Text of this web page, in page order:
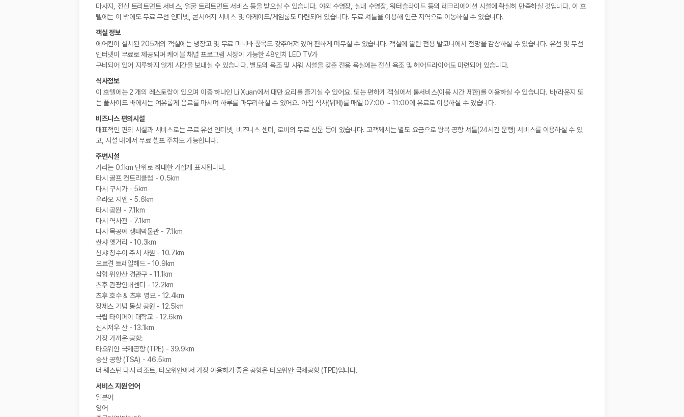
마사지, 전신 트리트먼트 서비스, 얼굴 트리트먼트 서비스 등을 받으실 수 있습니다. 야외 수영장, 실내 수영장, 워터슬라이드 등의 레크리에이션 시설에 확실히 만족하실 것입니다. 이 호
텔에는 이 밖에도 무료 무선 인터넷, 콘시어지 서비스 및 아케이드/게임룸도 마련되어 있습니다. 무료 셔틀을 이용해 인근 지역으로 이동하실 수 있습니다.
객실 정보
에어컨이 설치된 205개의 객실에는 냉장고 및 무료 미니바 품목도 갖추어져 있어 편하게 머무실 수 있습니다. 객실에 딸린 전용 발코니에서 전망을 감상하실 수 있습니다. 유선 및 무선
인터넷이 무료로 제공되며 케이블 채널 프로그램 시청이 가능한 48인치 LED TV가
구비되어 있어 지루하지 않게 시간을 보내실 수 있습니다. 별도의 욕조 및 샤워 시설을 갖춘 전용 욕실에는 전신 욕조 및 헤어드라이어도 마련되어 있습니다.
식사정보
이 호텔에는 2 개의 레스토랑이 있으며 이중 하나인 Li Xuan에서 대만 요리를 즐기실 수 있어요. 또는 편하게 객실에서 룸서비스(이용 시간 제한)를 이용하실 수 있습니다. 바/라운지 또
는 풀사이드 바에서는 여유롭게 음료를 마시며 하루를 마무리하실 수 있어요. 아침 식사(뷔페)를 매일 07:00 ~ 11:00에 유료로 이용하실 수 있습니다.
비즈니스 편의시설
대표적인 편의 시설과 서비스로는 무료 유선 인터넷, 비즈니스 센터, 로비의 무료 신문 등이 있습니다. 고객께서는 별도 요금으로 왕복 공항 셔틀(24시간 운행) 서비스를 이용하실 수 있
고, 시설 내에서 무료 셀프 주차도 가능합니다.
주변시설
거리는 0.1km 단위로 최대한 가깝게 표시됩니다.
타시 골프 컨트리클럽 - 0.5km
다시 구시가 - 5km
우랴오 지엔 - 5.6km
타시 공원 - 7.1km
다시 역사관 - 7.1km
다시 목공예 생태박물관 - 7.1km
싼샤 옛거리 - 10.3km
산샤 칭수이 주시 사원 - 10.7km
오료견 트레일헤드 - 10.9km
삼협 위안산 경관구 - 11.1km
츠후 관광안내센터 - 12.2km
츠후 호수 & 츠후 영묘 - 12.4km
장제스 기념 동상 공원 - 12.5km
국립 타이페이 대학교 - 12.6km
신시저우 산 - 13.1km
가장 가까운 공항:
타오위안 국제공항 (TPE) - 39.9km
숭산 공항 (TSA) - 46.5km
더 웨스틴 다시 리조트, 타오위안에서 가장 이용하기 좋은 공항은 타오위안 국제공항 (TPE)입니다.
서비스 지원 언어
일본어
영어